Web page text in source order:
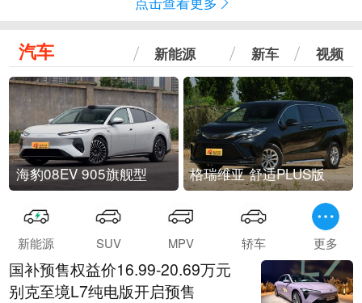
汽车 新能源 新车 视频
海豹08EV 905旗舰型 格瑞维亚 舒适PLUS版
新能源 SUV MPV 轿车 更多
国补预售权益价16.99-20.69万元
别克至境L7纯电版开启预售